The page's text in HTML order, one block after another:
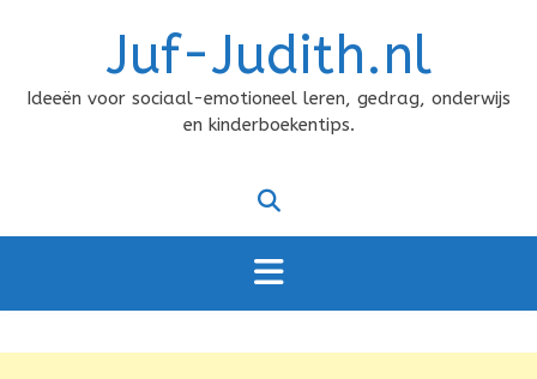
Juf-Judith.nl
Ideeën voor sociaal-emotioneel leren, gedrag, onderwijs
en kinderboekentips.